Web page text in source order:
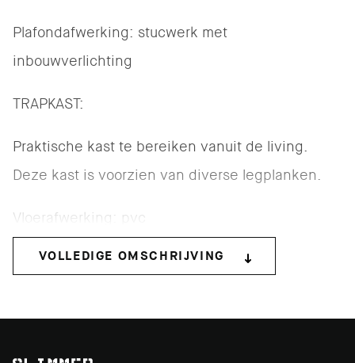
Plafondafwerking: stucwerk met
inbouwverlichting
TRAPKAST:
Praktische kast te bereiken vanuit de living.
Deze kast is voorzien van diverse legplanken.
Vloerafwerking: pvc
Wandafwerking: stucwerk
VOLLEDIGE OMSCHRIJVING